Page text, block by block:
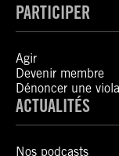
PARTICIPER
Agir
Devenir membre
Dénoncer une
ACTUALITÉS
Nos podcasts